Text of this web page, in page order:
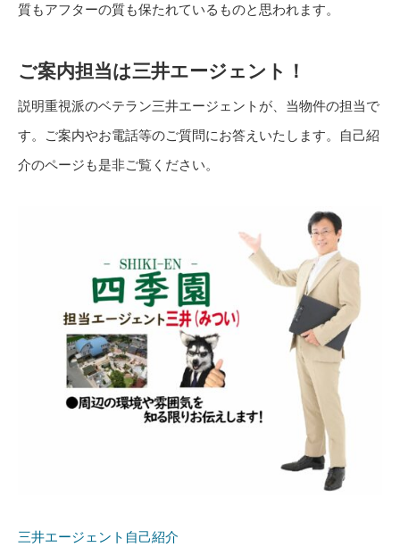
質もアフターの質も保たれているものと思われます。
ご案内担当は三井エージェント！
説明重視派のベテラン三井エージェントが、当物件の担当で
す。ご案内やお電話等のご質問にお答えいたします。自己紹
介のページも是非ご覧ください。
三井エージェント自己紹介